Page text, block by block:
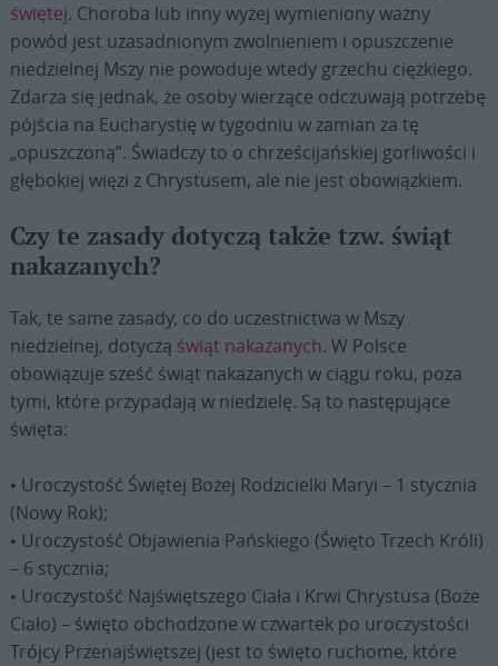
świętej. Choroba lub inny wyżej wymieniony ważny
powód jest uzasadnionym zwolnieniem i opuszczenie
niedzielnej Mszy nie powoduje wtedy grzechu ciężkiego.
Zdarza się jednak, że osoby wierzące odczuwają potrzebę
pójścia na Eucharystię w tygodniu w zamian za tę
„opuszczoną”. Świadczy to o chrześcijańskiej gorliwości i
głębokiej więzi z Chrystusem, ale nie jest obowiązkiem.
Czy te zasady dotyczą także tzw. świąt
nakazanych?
Tak, te same zasady, co do uczestnictwa w Mszy
niedzielnej, dotyczą świąt nakazanych. W Polsce
obowiązuje sześć świąt nakazanych w ciągu roku, poza
tymi, które przypadają w niedzielę. Są to następujące
święta:
• Uroczystość Świętej Bożej Rodzicielki Maryi – 1 stycznia
(Nowy Rok);
• Uroczystość Objawienia Pańskiego (Święto Trzech Króli)
– 6 stycznia;
• Uroczystość Najświętszego Ciała i Krwi Chrystusa (Boże
Ciało) – święto obchodzone w czwartek po uroczystości
Trójcy Przenajświętszej (jest to święto ruchome, które